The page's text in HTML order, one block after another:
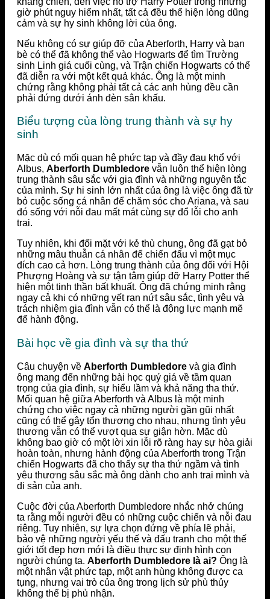
giờ phút nguy hiểm nhất, tất cả đều thể hiện lòng dũng
cảm và sự hy sinh không lời của ông.
Nếu không có sự giúp đỡ của Aberforth, Harry và bạn
bè có thể đã không thể vào Hogwarts để tìm Trường
sinh Linh giá cuối cùng, và Trận chiến Hogwarts có thể
đã diễn ra với một kết quả khác. Ông là một minh
chứng rằng không phải tất cả các anh hùng đều cần
phải đứng dưới ánh đèn sân khấu.
Biểu tượng của lòng trung thành và sự hy
sinh
Mặc dù có mối quan hệ phức tạp và đầy đau khổ với
Albus, Aberforth Dumbledore vẫn luôn thể hiện lòng
trung thành sâu sắc với gia đình và những nguyên tắc
của mình. Sự hi sinh lớn nhất của ông là việc ông đã từ
bỏ cuộc sống cá nhân để chăm sóc cho Ariana, và sau
đó sống với nỗi đau mất mát cùng sự đổ lỗi cho anh
trai.
Tuy nhiên, khi đối mặt với kẻ thù chung, ông đã gạt bỏ
những mâu thuẫn cá nhân để chiến đấu vì một mục
đích cao cả hơn. Lòng trung thành của ông đối với Hội
Phượng Hoàng và sự tận tâm giúp đỡ Harry Potter thể
hiện một tinh thần bất khuất. Ông đã chứng minh rằng
ngay cả khi có những vết rạn nứt sâu sắc, tình yêu và
trách nhiệm gia đình vẫn có thể là động lực mạnh mẽ
để hành động.
Bài học về gia đình và sự tha thứ
Câu chuyện về Aberforth Dumbledore và gia đình
ông mang đến những bài học quý giá về tầm quan
trọng của gia đình, sự hiểu lầm và khả năng tha thứ.
Mối quan hệ giữa Aberforth và Albus là một minh
chứng cho việc ngay cả những người gần gũi nhất
cũng có thể gây tổn thương cho nhau, nhưng tình yêu
thương vẫn có thể vượt qua sự giận hờn. Mặc dù
không bao giờ có một lời xin lỗi rõ ràng hay sự hòa giải
hoàn toàn, nhưng hành động của Aberforth trong Trận
chiến Hogwarts đã cho thấy sự tha thứ ngầm và tình
yêu thương sâu sắc mà ông dành cho anh trai mình và
di sản của anh.
Cuộc đời của Aberforth Dumbledore nhắc nhở chúng
ta rằng mỗi người đều có những cuộc chiến và nỗi đau
riêng. Tuy nhiên, sự lựa chọn đứng về phía lẽ phải,
bảo vệ những người yếu thế và đấu tranh cho một thế
giới tốt đẹp hơn mới là điều thực sự định hình con
người chúng ta. Aberforth Dumbledore là ai? Ông là
một nhân vật phức tạp, một anh hùng không được ca
tụng, nhưng vai trò của ông trong lịch sử phù thủy
không thể bị phủ nhận.